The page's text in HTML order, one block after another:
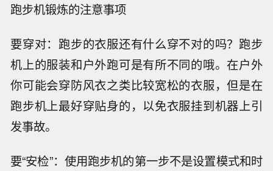
跑步机锻炼的注意事项
要穿对：跑步的衣服还有什么穿不对的吗？跑步
机上的服装和户外跑可是有所不同的哦。在户外
你可能会穿防风衣之类比较宽松的衣服，但是在
跑步机上最好穿贴身的，以免衣服挂到机器上引
发事故。
要“安检”：使用跑步机的第一步不是设置模式和时